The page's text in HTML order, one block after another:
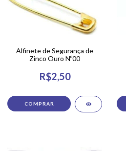
Alfinete de Segurança de
Zinco Ouro Nº00
R$2,50
COMPRAR